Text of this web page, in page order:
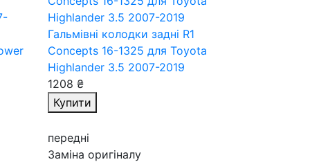
Гальмівні колодки задні R1
Concepts 16-1325 для Toyota
Highlander 3.5 2007-2019
1208 ₴
Купити
передні
Заміна оригіналу